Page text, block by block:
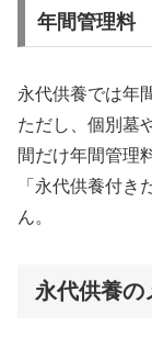
年間管理料
永代供養では年
ただし、個別墓
間だけ年間管理
「永代供養付
ん。
永代供養の